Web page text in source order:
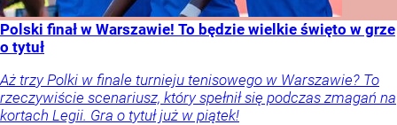
Polski finał w Warszawie! To będzie wielkie święto w grze
o tytuł
Aż trzy Polki w finale turnieju tenisowego w Warszawie? To
rzeczywiście scenariusz, który spełnił się podczas zmagań na
kortach Legii. Gra o tytuł już w piątek!